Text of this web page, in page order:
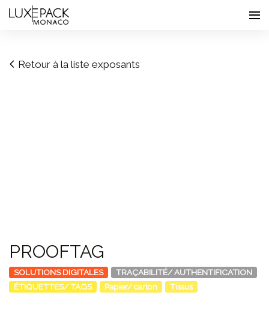
Consent choices
Retour à la liste exposants
PROOFTAG
SOLUTIONS DIGITALES
TRAÇABILITÉ/ AUTHENTIFICATION
ÉTIQUETTES/ TAGS
Papier/ carton Tissus